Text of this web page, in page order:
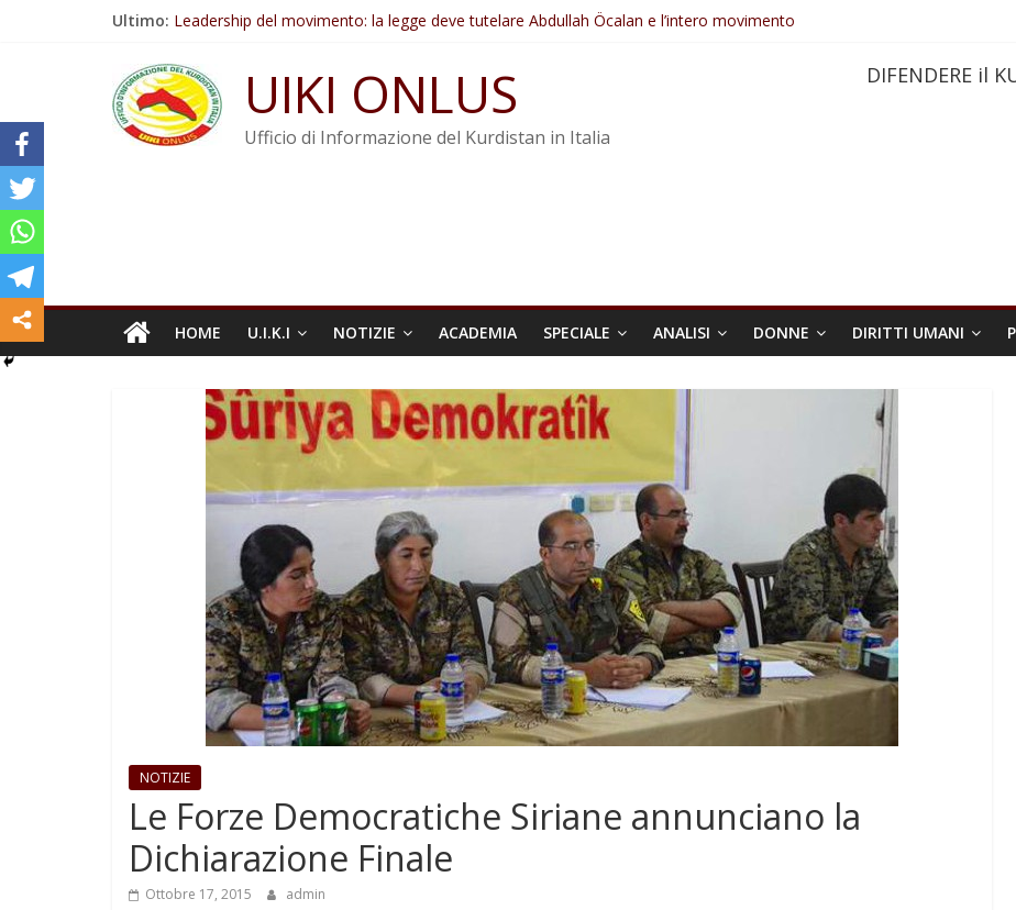
Ultimo: Leadership del movimento: la legge deve tutelare Abdullah Öcalan e l’intero movimento
Non tenere conto della situazione di Rêber Apo ostacolerebbe l’attuazione della legge
Il KNK chiede un’azione internazionale contro i crimini di guerra dell’Iran
Abdullah Öcalan: Le legge negativa deve essere trasformata in legge positiva
UIKI ONLUS
Ufficio di Informazione del Kurdistan in Italia
DIFENDERE il
HOME U.I.K.I NOTIZIE ACADEMIA SPECIALE ANALISI DONNE DIRITTI UMANI
NOTIZIE
Le Forze Democratiche Siriane annunciano la
Dichiarazione Finale
Ottobre 17, 2015 admin